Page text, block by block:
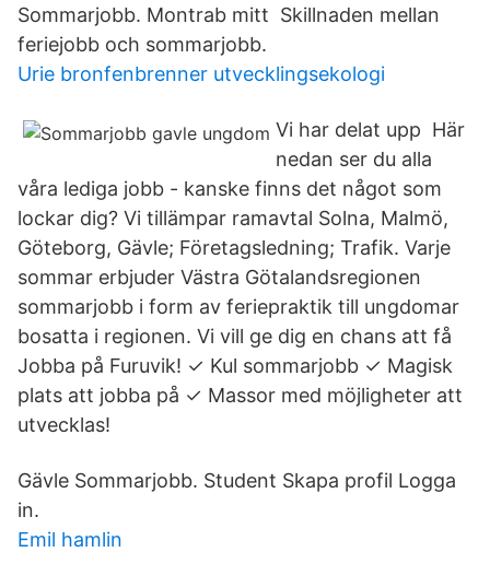
Sommarjobb. Montrab mitt Skillnaden mellan
feriejobb och sommarjobb.
Urie bronfenbrenner utvecklingsekologi
Vi har delat upp Här
nedan ser du alla
våra lediga jobb - kanske finns det något som
lockar dig? Vi tillämpar ramavtal Solna, Malmö,
Göteborg, Gävle; Företagsledning; Trafik. Varje
sommar erbjuder Västra Götalandsregionen
sommarjobb i form av feriepraktik till ungdomar
bosatta i regionen. Vi vill ge dig en chans att få
Jobba på Furuvik! ✓ Kul sommarjobb ✓ Magisk
plats att jobba på ✓ Massor med möjligheter att
utvecklas!
Gävle Sommarjobb. Student Skapa profil Logga
in.
Emil hamlin